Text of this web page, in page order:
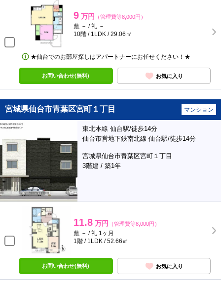
9 万円 （管理費等8,000円）
敷 － / 礼 －
10階 / 1LDK / 29.06㎡
★仙台でのお部屋探しはアパートナーにお任せください！★
お問い合わせ(無料) お気に入り
宮城県仙台市青葉区宮町１丁目 マンション
東北本線 仙台駅/徒歩14分
仙台市営地下鉄南北線 仙台駅/徒歩14分
宮城県仙台市青葉区宮町１丁目
3階建 / 築1年
11.8 万円 （管理費等8,000円）
敷 － / 礼 1ヶ月
1階 / 1LDK / 52.66㎡
お問い合わせ(無料) お気に入り